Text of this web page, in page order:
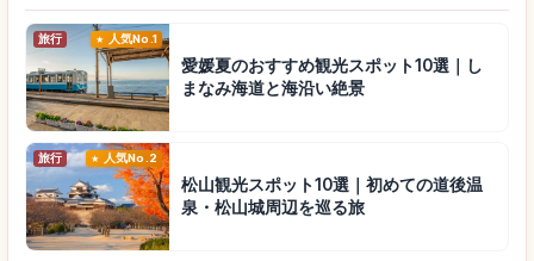
旅行 人気No.1
愛媛夏のおすすめ観光スポット10選｜し
まなみ海道と海沿い絶景
旅行 人気No.2
松山観光スポット10選｜初めての道後温
泉・松山城周辺を巡る旅